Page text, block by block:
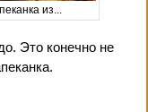
из...
Это конечно не